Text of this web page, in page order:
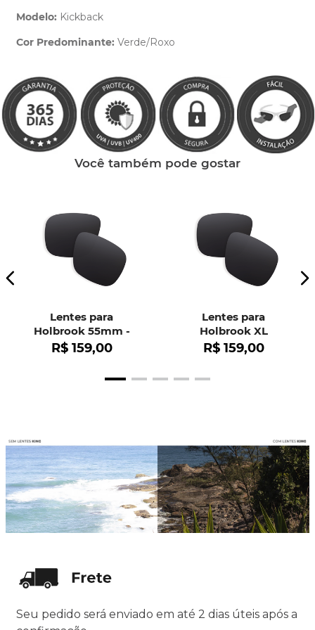
Modelo: Kickback
Cor Predominante: Verde/Roxo
Você também pode gostar
Lentes para
Holbrook 55mm -
OO9102
R$ 159,00
Lentes para
Holbrook XL
R$ 159,00
Seu pedido será enviado em até 2 dias úteis após a